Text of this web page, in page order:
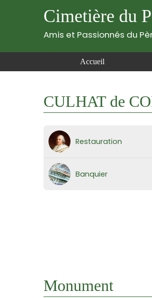
Cimetière du
Amis et Passionnés du
Accueil
CULHAT de
Restauration
Banquier
Monument